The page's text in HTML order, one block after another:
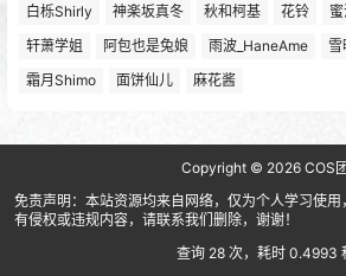
白栎Shirly
神楽坂真冬 秋和柯基 花铃
轩萧学姐
阿包也是兔娘 雨波_HaneAme
霜月Shimo
面饼仙儿 麻花酱
Copyright © 2026 COS团
免责声明：本站资源均来自网络，仅为个人学习使
有侵权或违规内容，请联系我们删除，谢谢！
查询 28 次，耗时 0.4993